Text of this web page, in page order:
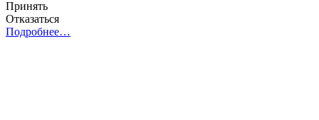
Принять
Отказаться
Подробнее…